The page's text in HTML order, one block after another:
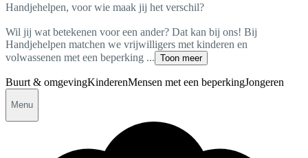
Handjehelpen, voor wie maak jij het verschil?
Wil jij wat betekenen voor een ander? Dat kan bij ons! Bij
Handjehelpen matchen we vrijwilligers met kinderen en
volwassenen met een beperking ... Toon meer
Buurt & omgevingKinderenMensen met een beperkingJongeren
Menu